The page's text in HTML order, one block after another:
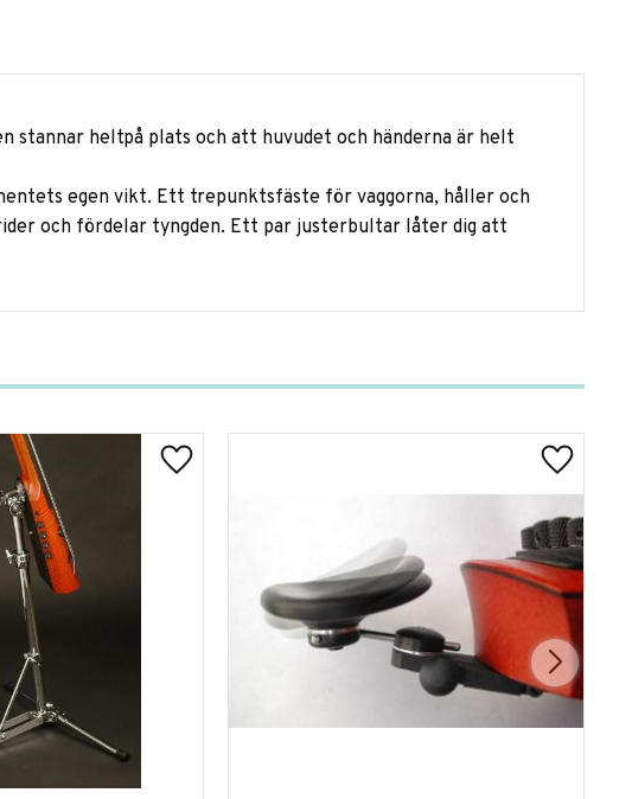
stannar heltpå plats och att huvudet och händerna är helt
egen vikt. Ett trepunktsfäste för vaggorna, håller och
och fördelar tyngden. Ett par justerbultar låter dig att